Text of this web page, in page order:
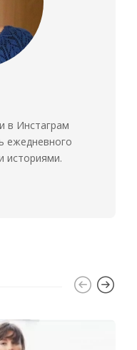
в Инстаграм
ежедневного
историями.